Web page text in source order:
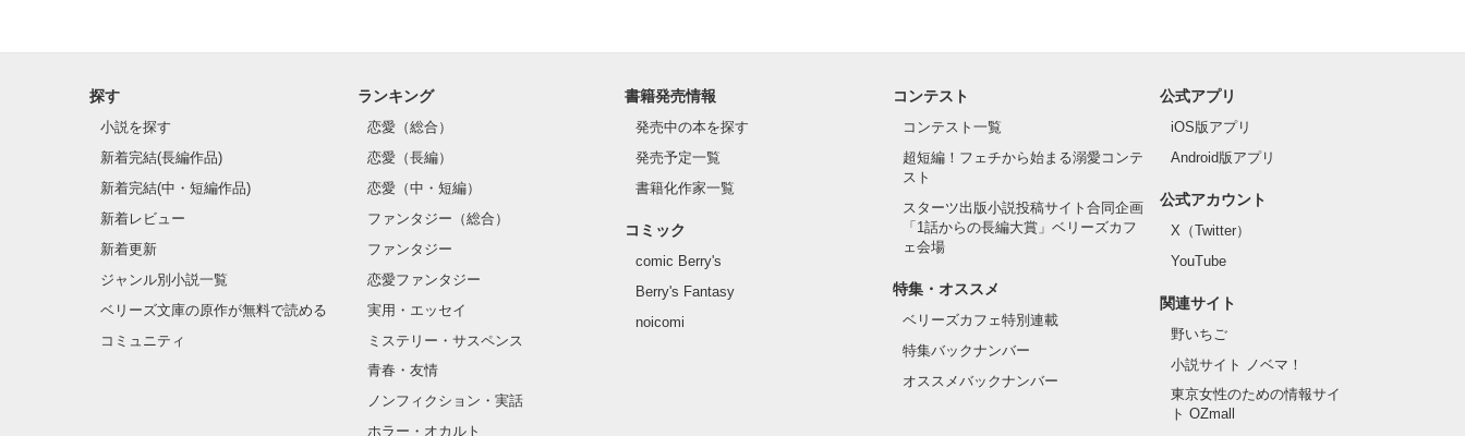
作品を読む
想いも全部詰め込んで、
何かに残しておきたかった。
探す
小説を探す
新着完結(長編作品)
新着完結(中・短編作品)
新着レビュー
新着更新
ジャンル別小説一覧
ベリーズ文庫の原作が無料で読める
コミュニティ
ランキング
恋愛（総合）
恋愛（長編）
恋愛（中・短編）
ファンタジー（総合）
ファンタジー
恋愛ファンタジー
実用・エッセイ
ミステリー・サスペンス
青春・友情
ノンフィクション・実話
ホラー・オカルト
書籍発売情報
発売中の本を探す
発売予定一覧
書籍化作家一覧
コミック
comic Berry's
Berry's Fantasy
noicomi
コンテスト
コンテスト一覧
超短編！フェチから始まる溺愛コンテ
スト
スターツ出版小説投稿サイト合同企画
「1話からの長編大賞」ベリーズカフ
ェ会場
特集・オススメ
ベリーズカフェ特別連載
特集バックナンバー
オススメバックナンバー
公式アプリ
iOS版アプリ
Android版アプリ
公式アカウント
X（Twitter）
YouTube
関連サイト
野いちご
小説サイト ノベマ！
東京女性のための情報サイ
ト OZmall